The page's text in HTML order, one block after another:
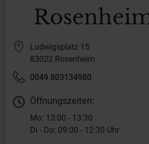
Ludwigsplatz 15
83022 Rosenheim
0049 803134980
Öffnungszeiten:
Mo: 13:00 - 13:30
Di - Do: 09:00 - 12:30 Uhr